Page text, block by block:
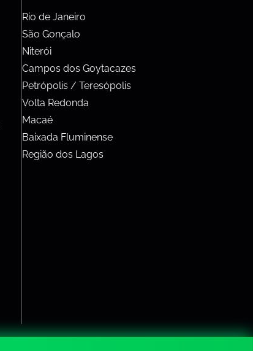
Rio de Janeiro
São Gonçalo
Niterói
Campos dos Goytacazes
Petrópolis / Teresópolis
Volta Redonda
Macaé
Baixada Fluminense
Região dos Lagos